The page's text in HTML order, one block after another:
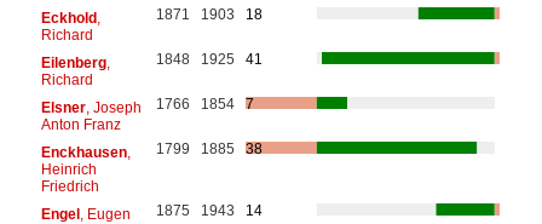
Eckhold,
Richard
1871 1903 18
Eilenberg,
Richard
1848 1925 41
Elsner, Joseph
Anton Franz
1766 1854 7
Enckhausen,
Heinrich
Friedrich
1799 1885 38
Engel, Eugen 1875 1943
14